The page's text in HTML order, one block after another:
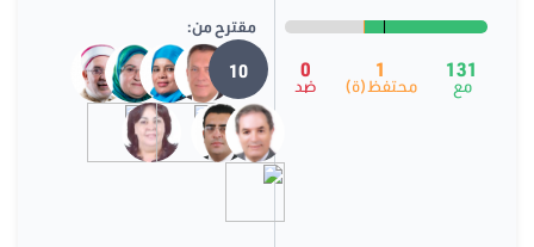
131
مع
1
محتفظ(ة)
0
ضد
مقترح من:
10